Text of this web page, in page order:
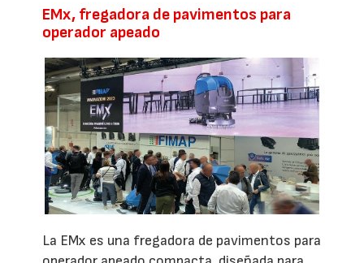
EMx, fregadora de pavimentos para
operador apeado
La EMx es una fregadora de pavimentos para